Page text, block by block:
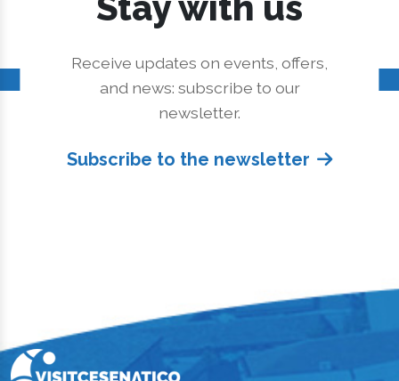
Receive updates on events, offers,
and news: subscribe to our
newsletter.
Subscribe to the newsletter